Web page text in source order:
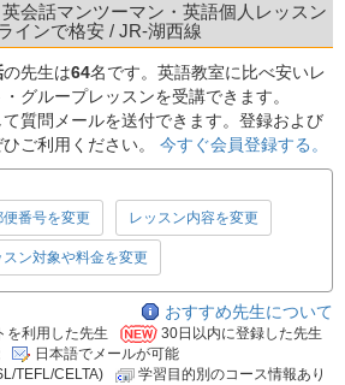
会話マンツーマン・英語個人レッスン
インで格安 / JR-湖西線
の先生は64名です。英語教室に比べ安いレ
グループレッスンを受講できます。
質問メールを送付できます。登録および
ご利用ください。 今すぐ会員登録する。
番号を変更 レッスン内容を変更
ン対象や料金を変更
おすすめ先生について
を利用した先生
30日以内に登録した先生
日本語でメールが可能
TEFL/CELTA)
学習目的別のコース情報あり